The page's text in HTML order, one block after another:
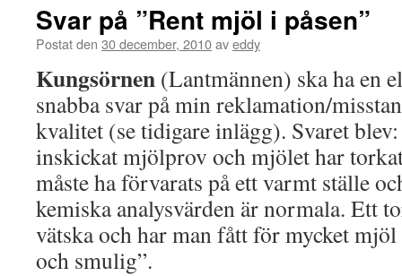
Svar på ”Rent mjöl i påsen”
Postat den 30 december, 2010aveddy
Kungsörnen (Lantmännen) ska ha en
snabba svar på min reklamation/
kvalitet (se tidigare inlägg). Svaret
inskickat mjölprov och mjölet har
måste ha förvarats på ett varmt ställe
kemiska analysvärden är normala. Ett
vätska och har man fått för mycket
och smulig”.